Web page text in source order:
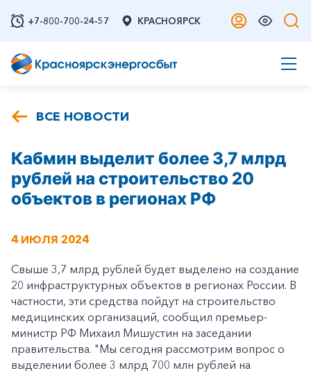
+7-800-700-24-57 КРАСНОЯРСК
ВСЕ НОВОСТИ
Кабмин выделит более 3,7 млрд
рублей на строительство 20
объектов в регионах РФ
4 ИЮЛЯ 2024
Свыше 3,7 млрд рублей будет выделено на создание
20 инфраструктурных объектов в регионах России. В
частности, эти средства пойдут на строительство
медицинских организаций, сообщил премьер-
министр РФ Михаил Мишустин на заседании
правительства. "Мы сегодня рассмотрим вопрос о
выделении более 3 млрд 700 млн рублей на